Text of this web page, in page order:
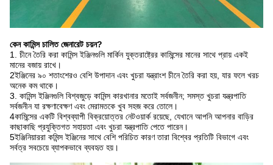
কেন কামিন্স চালিত জেনারেট চয়ন?
1. চীনে তৈরি করা কামিন্স ইঞ্জিনগুলি মার্কিন যুক্তরাষ্ট্রের কামিন্সের মানের সাথে প্রায় একই
মানের বজায় রাখে।
2ইঞ্জিনের ৯০ শতাংশেরও বেশি উপাদান এবং খুচরা যন্ত্রাংশ চীনে তৈরি করা হয়, যার ফলে খরচ
অনেক কম থাকে।
3. কামিন্স ইঞ্জিনগুলি বিশ্বজুড়ে কামিন্স কারখানার মতোই সর্বজনীন; সমস্ত খুচরা যন্ত্রপাতি
সর্বজনীন যা রক্ষণাবেক্ষণ এবং মেরামতকে খুব সহজ করে তোলে।
4কামিন্সের একটি বিশ্বব্যাপী বিক্রয়োত্তর নেটওয়ার্ক রয়েছে, যেখানে আপনি আপনার বাড়ির
কাছাকাছি প্রযুক্তিগত সহায়তা এবং খুচরা যন্ত্রপাতি পেতে পারেন।
5ইঞ্জিনিয়াররা কমিন্স ইঞ্জিনের সাথে বেশি পরিচিত কারণ তারা বিশ্বের প্রতিটি বিভাগে এবং
সর্বত্র সবচেয়ে ব্যাপকভাবে ব্যবহৃত হয়।